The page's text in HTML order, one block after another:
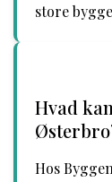
store
Hvad
Hos